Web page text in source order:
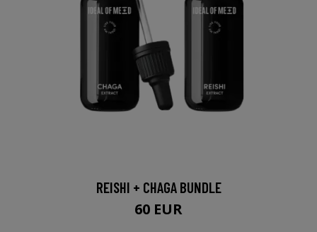
REISHI + CHAGA BUNDLE
60 EUR